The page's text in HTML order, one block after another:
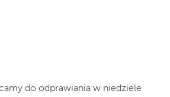
do odprawiania w niedziele